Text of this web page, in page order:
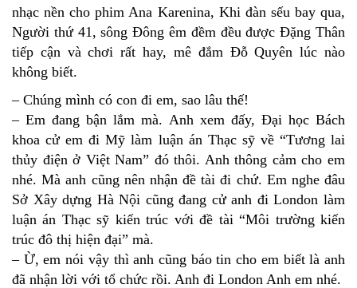
nhạc nền cho phim Ana Karenina, Khi đàn sếu bay qua,
Người thứ 41, sông Đông êm đềm đều được Đặng Thân
tiếp cận và chơi rất hay, mê đắm Đỗ Quyên lúc nào
không biết.
– Chúng mình có con đi em, sao lâu thế!
– Em đang bận lắm mà. Anh xem đấy, Đại học Bách
khoa cử em đi Mỹ làm luận án Thạc sỹ về “Tương lai
thủy điện ở Việt Nam” đó thôi. Anh thông cảm cho em
nhé. Mà anh cũng nên nhận đề tài đi chứ. Em nghe đâu
Sở Xây dựng Hà Nội cũng đang cử anh đi London làm
luận án Thạc sỹ kiến trúc với đề tài “Môi trường kiến
trúc đô thị hiện đại” mà.
– Ừ, em nói vậy thì anh cũng báo tin cho em biết là anh
đã nhận lời với tổ chức rồi. Anh đi London Anh em nhé.